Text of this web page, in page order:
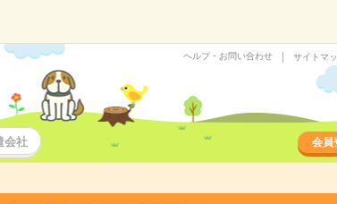
ヘルプ・お問い合わせ サイトマ
会社 会員